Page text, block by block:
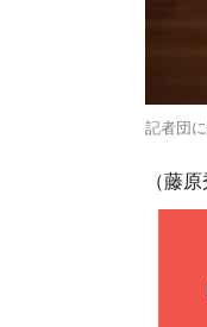
記者団
（藤原